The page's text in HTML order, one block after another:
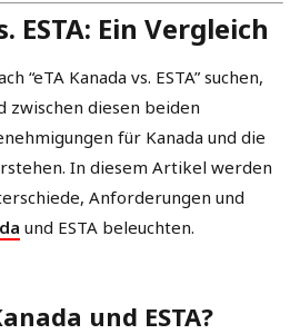
ESTA: Ein Vergleich
“eTA Kanada vs. ESTA” suchen,
zwischen diesen beiden
für Kanada und die
In diesem Artikel werden
Anforderungen und
und ESTA beleuchten.
und ESTA?